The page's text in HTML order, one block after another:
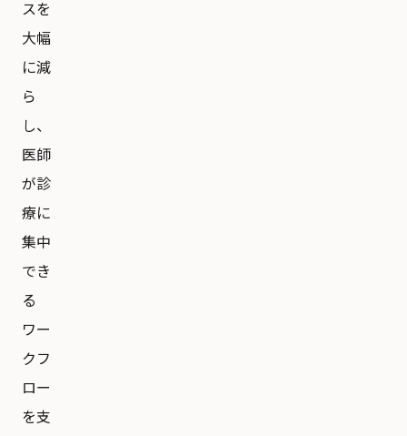
スを
大幅
に減
ら
し、
医師
が診
療に
集中
でき
る
ワー
クフ
ロー
を支